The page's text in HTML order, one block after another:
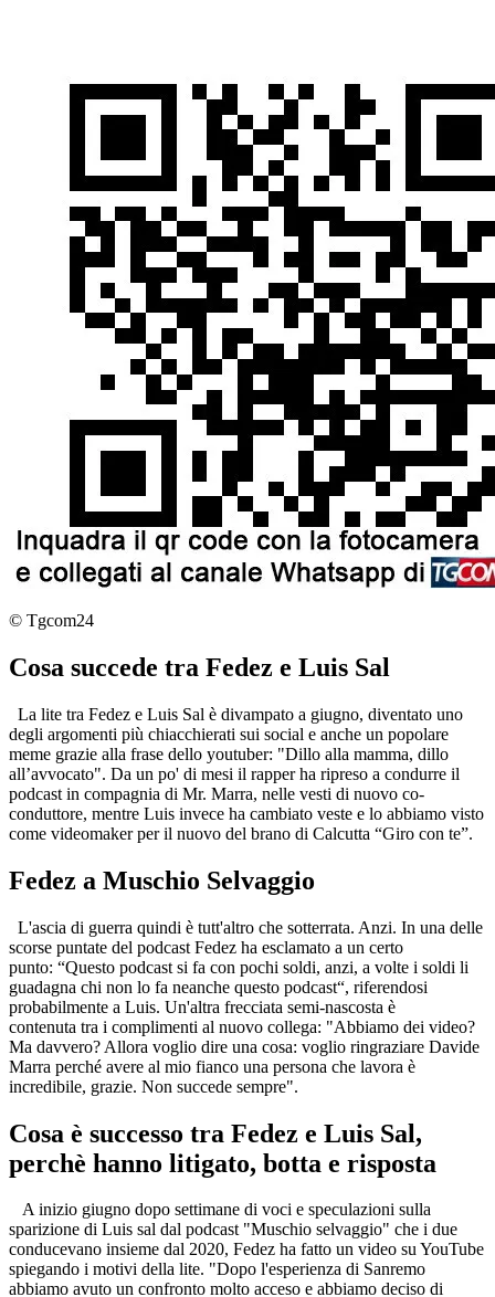
© Tgcom24
Cosa succede tra Fedez e Luis Sal
La lite tra Fedez e Luis Sal è divampato a giugno, diventato uno
degli argomenti più chiacchierati sui social e anche un popolare
meme grazie alla frase dello youtuber: "Dillo alla mamma, dillo
all’avvocato". Da un po' di mesi il rapper ha ripreso a condurre il
podcast in compagnia di Mr. Marra, nelle vesti di nuovo co-
conduttore, mentre Luis invece ha cambiato veste e lo abbiamo visto
come videomaker per il nuovo del brano di Calcutta “Giro con te”.
Fedez a Muschio Selvaggio
L'ascia di guerra quindi è tutt'altro che sotterrata. Anzi. In una delle
scorse puntate del podcast Fedez ha esclamato a un certo
punto: “Questo podcast si fa con pochi soldi, anzi, a volte i soldi li
guadagna chi non lo fa neanche questo podcast“, riferendosi
probabilmente a Luis. Un'altra frecciata semi-nascosta è
contenuta tra i complimenti al nuovo collega: "Abbiamo dei video?
Ma davvero? Allora voglio dire una cosa: voglio ringraziare Davide
Marra perché avere al mio fianco una persona che lavora è
incredibile, grazie. Non succede sempre".
Cosa è successo tra Fedez e Luis Sal,
perchè hanno litigato, botta e risposta
A inizio giugno dopo settimane di voci e speculazioni sulla
sparizione di Luis sal dal podcast "Muschio selvaggio" che i due
conducevano insieme dal 2020, Fedez ha fatto un video su YouTube
spiegando i motivi della lite. "Dopo l'esperienza di Sanremo
abbiamo avuto un confronto molto acceso e abbiamo deciso di